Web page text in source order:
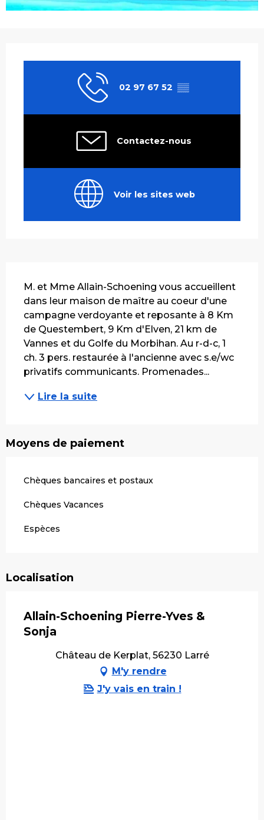
02 97 67 52 ▒▒
Contactez-nous
Voir les sites web
M. et Mme Allain-Schoening vous accueillent
dans leur maison de maître au coeur d'une
campagne verdoyante et reposante à 8 Km
de Questembert, 9 Km d'Elven, 21 km de
Vannes et du Golfe du Morbihan. Au r-d-c, 1
ch. 3 pers. restaurée à l'ancienne avec s.e/wc
privatifs communicants. Promenades...
Lire la suite
Moyens de paiement
Chèques bancaires et postaux
Chèques Vacances
Espèces
Localisation
Allain-Schoening Pierre-Yves &
Sonja
Château de Kerplat, 56230 Larré
M'y rendre
J'y vais en train !